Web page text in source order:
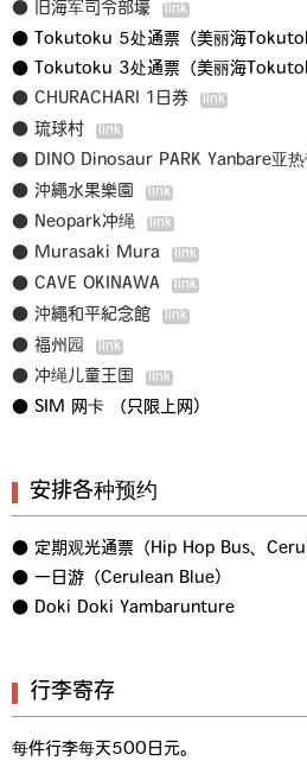
● 旧海军司令部壕
● Tokutoku 5处通票（美丽海
● Tokutoku 3处通票（美丽海
● CHURACHARI 1日券
● 琉球村
● DINO Dinosaur PARK Yanbare亚热
● 沖繩水果樂園
● Neopark冲绳
● Murasaki Mura
● CAVE OKINAWA
● 沖繩和平紀念館
● 福州园
● 冲绳儿童王国
● SIM 网卡 （只限上网）
安排各种预约
● 定期观光通票（Hip Hop Bus、
● 一日游（Cerulean Blue）
● Doki Doki Yambarunture
行李寄存
每件行李每天500日元。